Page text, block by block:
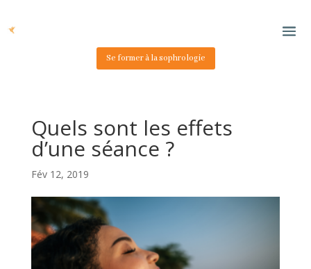
Se former à la sophrologie
Quels sont les effets
d’une séance ?
Fév 12, 2019